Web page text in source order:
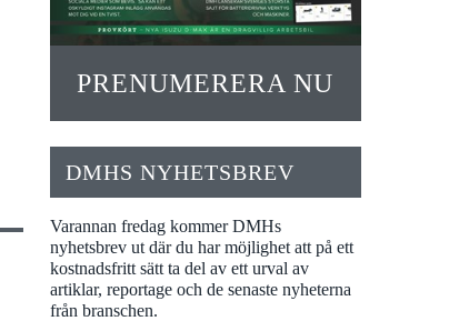
PRENUMERERA NU
DMHS NYHETSBREV
Varannan fredag kommer DMHs
nyhetsbrev ut där du har möjlighet att på ett
kostnadsfritt sätt ta del av ett urval av
artiklar, reportage och de senaste nyheterna
från branschen.